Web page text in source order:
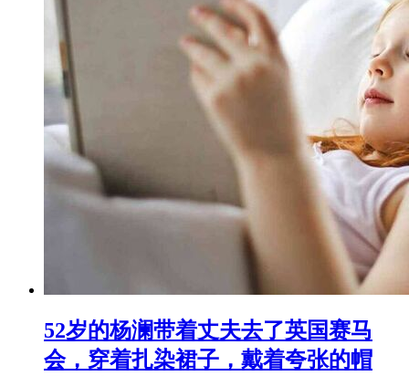
52岁的杨澜带着丈夫去了英国赛马
会，穿着扎染裙子，戴着夸张的帽